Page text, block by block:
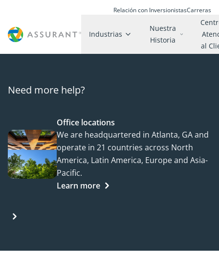
Relación con InversionistasCarreras
Industrias
Nuestra
Historia
al
Need more help?
Office locations
We are headquartered in Atlanta, GA and
operate in 21 countries across North
America, Latin America, Europe and Asia-
Pacific.
Learn more